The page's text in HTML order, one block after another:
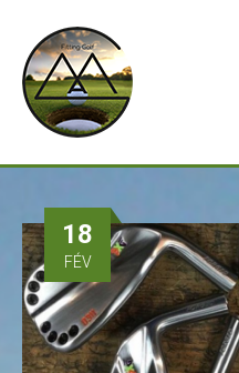
18
FÉV